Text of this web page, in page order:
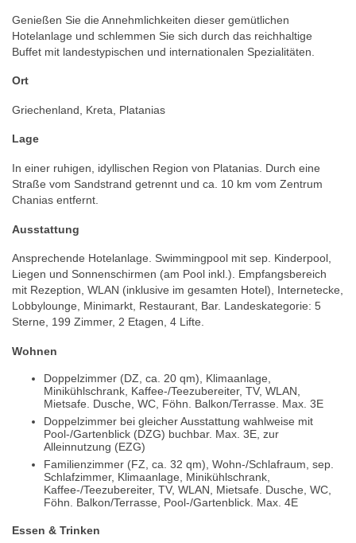
Genießen Sie die Annehmlichkeiten dieser gemütlichen
Hotelanlage und schlemmen Sie sich durch das reichhaltige
Buffet mit landestypischen und internationalen Spezialitäten.
Ort
Griechenland, Kreta, Platanias
Lage
In einer ruhigen, idyllischen Region von Platanias. Durch eine
Straße vom Sandstrand getrennt und ca. 10 km vom Zentrum
Chanias entfernt.
Ausstattung
Ansprechende Hotelanlage. Swimmingpool mit sep. Kinderpool,
Liegen und Sonnenschirmen (am Pool inkl.). Empfangsbereich
mit Rezeption, WLAN (inklusive im gesamten Hotel), Internetecke,
Lobbylounge, Minimarkt, Restaurant, Bar. Landeskategorie: 5
Sterne, 199 Zimmer, 2 Etagen, 4 Lifte.
Wohnen
Doppelzimmer (DZ, ca. 20 qm), Klimaanlage,
Minikühlschrank, Kaffee-/Teezubereiter, TV, WLAN,
Mietsafe. Dusche, WC, Föhn. Balkon/Terrasse. Max. 3E
Doppelzimmer bei gleicher Ausstattung wahlweise mit
Pool-/Gartenblick (DZG) buchbar. Max. 3E, zur
Alleinnutzung (EZG)
Familienzimmer (FZ, ca. 32 qm), Wohn-/Schlafraum, sep.
Schlafzimmer, Klimaanlage, Minikühlschrank,
Kaffee-/Teezubereiter, TV, WLAN, Mietsafe. Dusche, WC,
Föhn. Balkon/Terrasse, Pool-/Gartenblick. Max. 4E
Essen & Trinken